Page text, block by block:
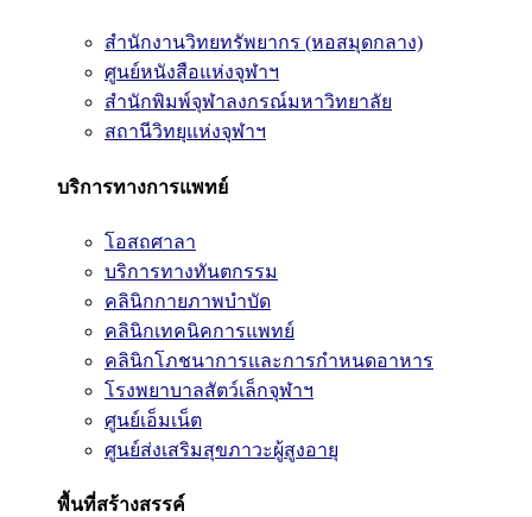
สำนักงานวิทยทรัพยากร (หอสมุดกลาง)
ศูนย์หนังสือแห่งจุฬาฯ
สำนักพิมพ์จุฬาลงกรณ์มหาวิทยาลัย
สถานีวิทยุแห่งจุฬาฯ
บริการทางการแพทย์
โอสถศาลา
บริการทางทันตกรรม
คลินิกกายภาพบำบัด
คลินิกเทคนิคการแพทย์
คลินิกโภชนาการและการกำหนดอาหาร
โรงพยาบาลสัตว์เล็กจุฬาฯ
ศูนย์เอ็มเน็ต
ศูนย์ส่งเสริมสุขภาวะผู้สูงอายุ
พื้นที่สร้างสรรค์